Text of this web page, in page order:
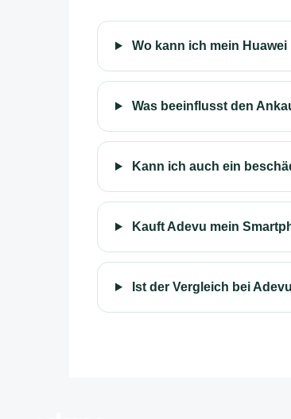
Wo kann ich mein Huawei
Was beeinflusst den
Kann ich auch ein
Kauft Adevu mein
Ist der Vergleich bei